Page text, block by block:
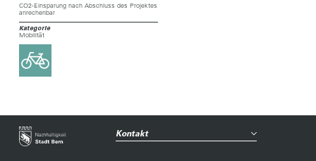
CO2-Einsparung nach Abschluss des Projektes
anrechenbar
Kategorie
Mobilität
Kontakt